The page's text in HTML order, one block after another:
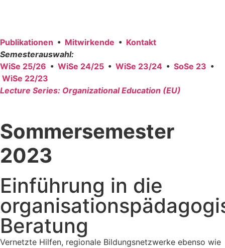
Publi­ka­tio­nen • Mit­wir­ken­de • Kon­takt
Semes­ter­aus­wahl:
WiSe 25/26 • WiSe 24/25 • WiSe 23/24 • SoSe 23 •
WiSe 22/23
Lec­tu­re Series: Orga­niza­tio­nal Edu­ca­ti­on (EU)
Sommersemester
2023
Einführung in die
Beratung
Ver­netz­te Hil­fen, regio­na­le Bil­dungs­netz­wer­ke eben­so wie